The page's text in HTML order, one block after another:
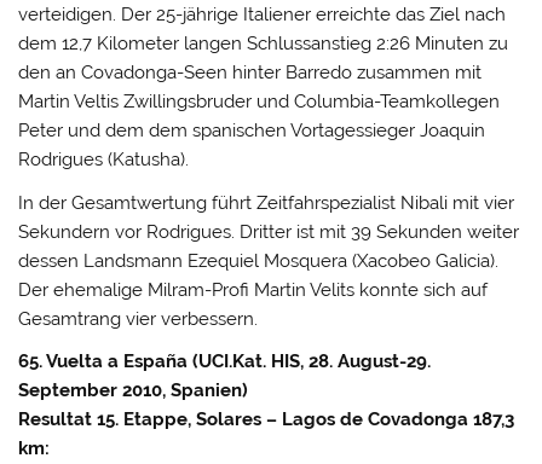
verteidigen. Der 25-jährige Italiener erreichte das Ziel nach
dem 12,7 Kilometer langen Schlussanstieg 2:26 Minuten zu
den an Covadonga-Seen hinter Barredo zusammen mit
Martin Veltis Zwillingsbruder und Columbia-Teamkollegen
Peter und dem dem spanischen Vortagessieger Joaquin
Rodrigues (Katusha).
In der Gesamtwertung führt Zeitfahrspezialist Nibali mit vier
Sekundern vor Rodrigues. Dritter ist mit 39 Sekunden weiter
dessen Landsmann Ezequiel Mosquera (Xacobeo Galicia).
Der ehemalige Milram-Profi Martin Velits konnte sich auf
Gesamtrang vier verbessern.
65. Vuelta a España (UCI.Kat. HIS, 28. August-29.
September 2010, Spanien)
Resultat 15. Etappe, Solares – Lagos de Covadonga 187,3
km: